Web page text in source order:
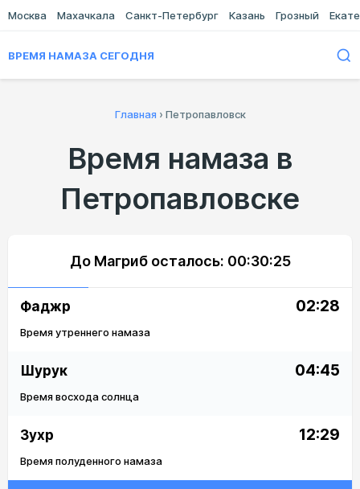
Москва Махачкала Санкт-Петербург Казань Грозный
ВРЕМЯ НАМАЗА СЕГОДНЯ
Главная › Петропавловск
Время намаза в
Петропавловске
До Магриб осталось: 00:30:25
Фаджр 02:28
Время утреннего намаза
Шурук 04:45
Время восхода солнца
Зухр 12:29
Время полуденного намаза